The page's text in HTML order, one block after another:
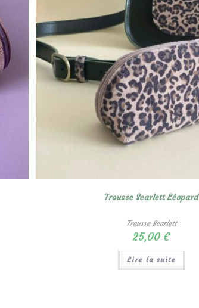
Trousse Scarlett Léopard
Trousse Scarlett
25,00 €
Lire la suite